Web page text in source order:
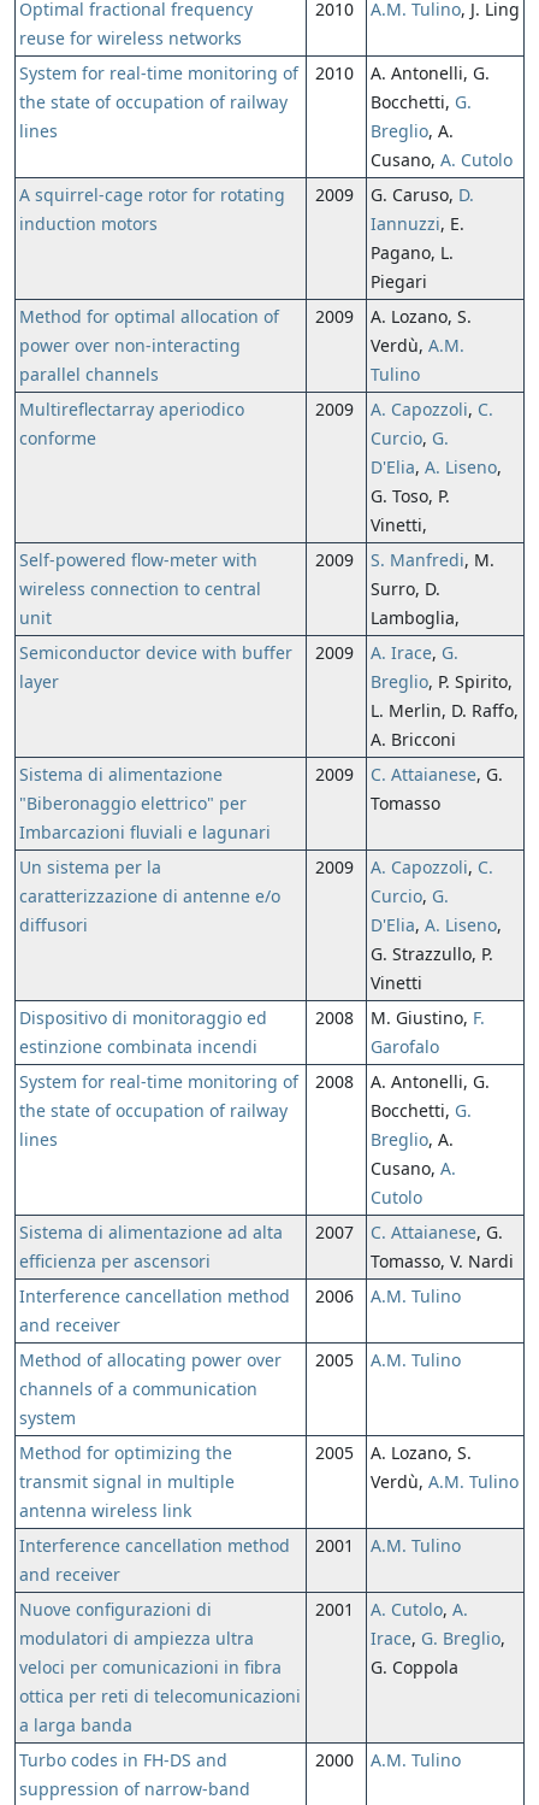
Optimal fractional frequency
reuse for wireless networks
2010 A.M. Tulino, J. Ling
System for real-time monitoring of
the state of occupation of railway
lines
2010
A. Antonelli, G.
Bocchetti, G.
Breglio, A.
Cusano, A. Cutolo
A squirrel-cage rotor for rotating
induction motors
2009 G. Caruso, D.
Iannuzzi, E.
Pagano, L.
Piegari
Method for optimal allocation of
power over non-interacting
parallel channels
2009
A. Lozano, S.
Verdù, A.M.
Tulino
Multireflectarray aperiodico
conforme
2009 A. Capozzoli, C.
Curcio, G.
D'Elia, A. Liseno,
G. Toso, P.
Vinetti,
Self-powered flow-meter with
wireless connection to central
unit
2009 S. Manfredi, M.
Surro, D.
Lamboglia,
Semiconductor device with buffer
layer
2009 A. Irace, G.
Breglio, P. Spirito,
L. Merlin, D. Raffo,
A. Bricconi
Sistema di alimentazione
"Biberonaggio elettrico" per
Imbarcazioni fluviali e lagunari
2009 C. Attaianese, G.
Tomasso
Un sistema per la
caratterizzazione di antenne e/o
diffusori
2009 A. Capozzoli, C.
Curcio, G.
D'Elia, A. Liseno,
G. Strazzullo, P.
Vinetti
Dispositivo di monitoraggio ed
estinzione combinata incendi
2008 M. Giustino, F.
Garofalo
System for real-time monitoring of
the state of occupation of railway
lines
2008
A. Antonelli, G.
Bocchetti, G.
Breglio, A.
Cusano, A.
Cutolo
Sistema di alimentazione ad alta
efficienza per ascensori
2007 C. Attaianese, G.
Tomasso, V. Nardi
Interference cancellation method
and receiver
2006 A.M. Tulino
Method of allocating power over
channels of a communication
system
2005 A.M. Tulino
Method for optimizing the
transmit signal in multiple
antenna wireless link
2005
A. Lozano, S.
Verdù, A.M. Tulino
Interference cancellation method
and receiver
2001 A.M. Tulino
Nuove configurazioni di
modulatori di ampiezza ultra
veloci per comunicazioni in fibra
ottica per reti di telecomunicazioni
a larga banda
2001 A. Cutolo, A.
Irace, G. Breglio,
G. Coppola
Turbo codes in FH-DS and
suppression of narrow-band
2000 A.M. Tulino